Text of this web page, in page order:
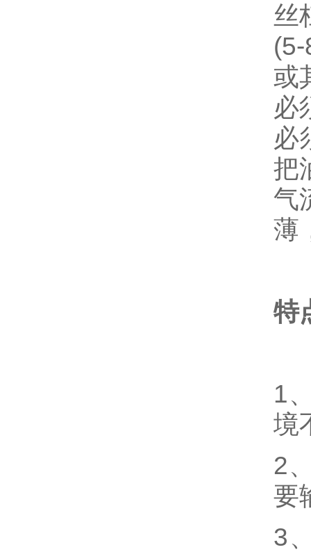
丝
或
必
必
把
气
薄
特
1
境
2
要
3